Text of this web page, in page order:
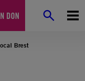
DON
Brest